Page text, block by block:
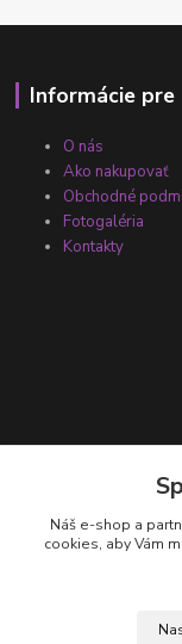
Informácie pre
O nás
Ako nakupovať
Obchodné
Fotogaléria
Kontakty
+421 905 531
Náš e-shop a
cookies, aby Vám